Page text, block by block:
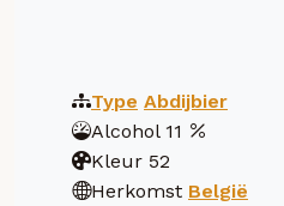
Type Abdijbier
Alcohol 11
Kleur 52
Herkomst België